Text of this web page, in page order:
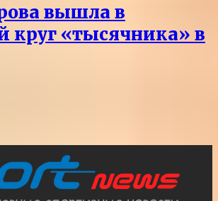
вышла в
круг «тысячника» в